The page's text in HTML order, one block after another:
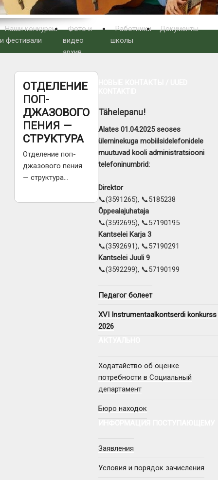
Наши конкурсы
и фестивали
Фото и
видео
архив
Работники
школы
Документы
ОТДЕЛЕНИЕ
ПОП-
ДЖАЗОВОГО
ПЕНИЯ —
СТРУКТУРА
Отделение поп-
джазового пения
— структура…
Tähelepanu!
Alates 01.04.2025 seoses
üleminekuga mobiilsidelefonidele
muutuvad kooli administratsiooni
telefoninumbrid:
Direktor
📞(3591265), 📞5185238
Õppealajuhataja
📞(3592695), 📞57190195
Kantselei Karja 3
📞(3592691), 📞57190291
Kantselei Juuli 9
📞(3592299), 📞57190199
Педагог болеет
XVI Instrumentaalkontserdi konkurss
2026
Ходатайство об оценке
потребности в Социальный
департамент
Бюро находок
Заявления
Условия и порядок зачисления